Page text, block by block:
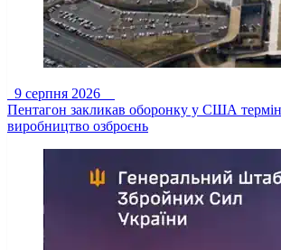
9 серпня 2026
Пентагон закликав оборонку у США
виробництво озброєнь